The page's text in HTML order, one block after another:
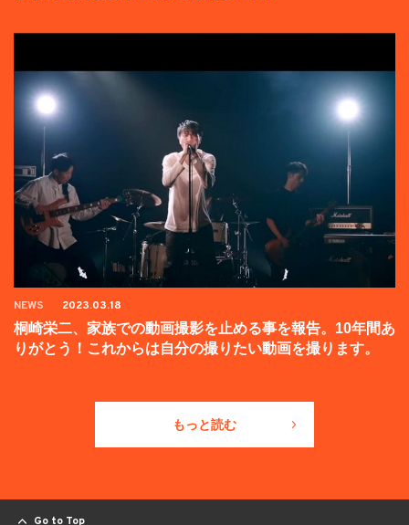
NEWS 2023.03.18
桐崎栄二、家族での動画撮影を止める事を報告。10年間あ
りがとう！これからは自分の撮りたい動画を撮ります。
もっと読む
Go to Top